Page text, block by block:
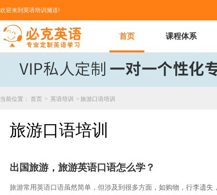
欢迎来到英语培训频道!
首页 课程体系
当前位置： 首页 > 英语培训 > 旅游口语培训
旅游口语培训
出国旅游，旅游英语口语怎么学？
旅游常用英语口语虽然简单，但涉及到很多方面，如购物，行李遗